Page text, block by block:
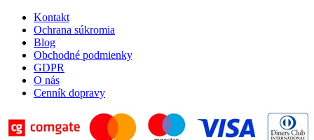
Kontakt
Ochrana súkromia
Blog
Obchodné podmienky
GDPR
O nás
Cenník dopravy